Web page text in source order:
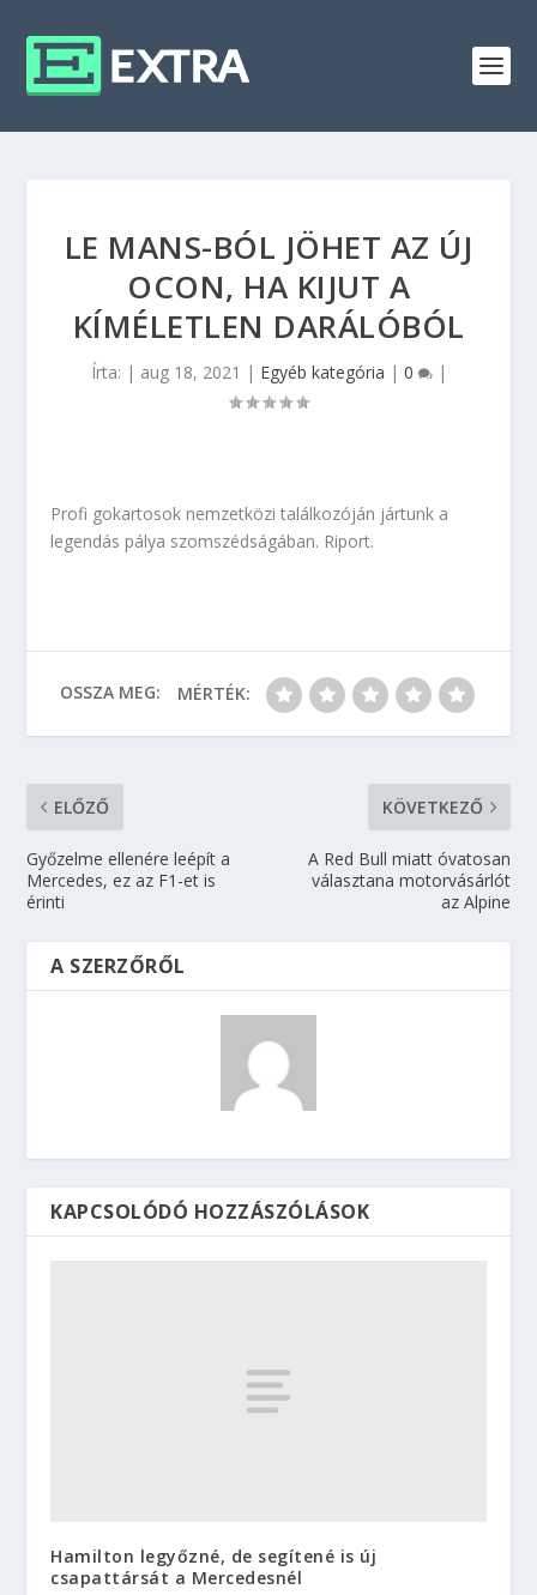
LE MANS-BÓL JÖHET AZ ÚJ
OCON, HA KIJUT A
KÍMÉLETLEN DARÁLÓBÓL
Írta: | aug 18, 2021 | Egyéb kategória | 0 |
Profi gokartosok nemzetközi találkozóján jártunk a
legendás pálya szomszédságában. Riport.
OSSZA MEG: MÉRTÉK:
ELŐZŐ
Győzelme ellenére leépít a
Mercedes, ez az F1-et is
érinti
KÖVETKEZŐ
A Red Bull miatt óvatosan
választana motorvásárlót
az Alpine
A SZERZŐRŐL
KAPCSOLÓDÓ HOZZÁSZÓLÁSOK
Hamilton legyőzné, de segítené is új
csapattársát a Mercedesnél